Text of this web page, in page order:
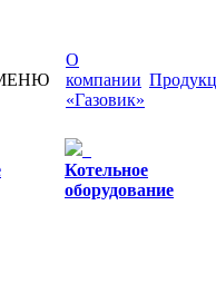
О
компании
«Газовик»
Котельное
оборудование